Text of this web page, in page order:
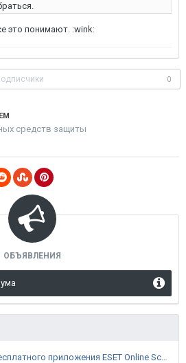
это понимают. :wink:
0
средств защиты
ОБЪЯВЛЕНИЯ
Новая версия бесплатного приложения ESET Online Scanner доступна пользователям